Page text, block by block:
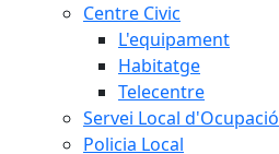
Centre Civic
L'equipament
Habitatge
Telecentre
Servei Local d'Ocupació
Policia Local